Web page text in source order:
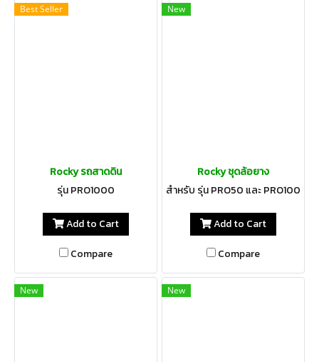
Best Seller
Rocky รถสาดดิน
รุ่น PRO1000
Add to Cart
Compare
New
Rocky ชุดล้อยาง
สำหรับ รุ่น PRO50 และ PRO100
Add to Cart
Compare
New New